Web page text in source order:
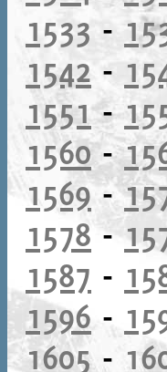
1533 -
1542 -
1551-
1560-
1569-
1578-
1587 -
1596-
1605-